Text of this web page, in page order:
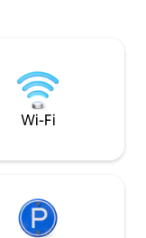
voiture depuis
un message et
d'accord.
Wi-Fi